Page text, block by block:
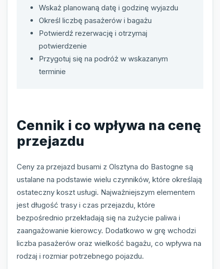
Wskaż planowaną datę i godzinę wyjazdu
Określ liczbę pasażerów i bagażu
Potwierdź rezerwację i otrzymaj
potwierdzenie
Przygotuj się na podróż w wskazanym
terminie
Cennik i co wpływa na cenę
przejazdu
Ceny za przejazd busami z Olsztyna do Bastogne są
ustalane na podstawie wielu czynników, które określają
ostateczny koszt usługi. Najważniejszym elementem
jest długość trasy i czas przejazdu, które
bezpośrednio przekładają się na zużycie paliwa i
zaangażowanie kierowcy. Dodatkowo w grę wchodzi
liczba pasażerów oraz wielkość bagażu, co wpływa na
rodzaj i rozmiar potrzebnego pojazdu.